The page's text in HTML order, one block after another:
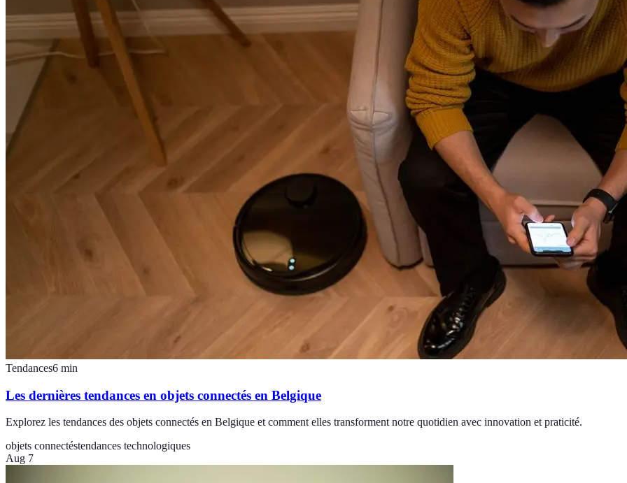
Tendances6 min
Les dernières tendances en objets connectés en Belgique
Explorez les tendances des objets connectés en Belgique et comment elles transforment notre quotidien avec innovation et praticité.
objets connectéstendances technologiques
Aug 7